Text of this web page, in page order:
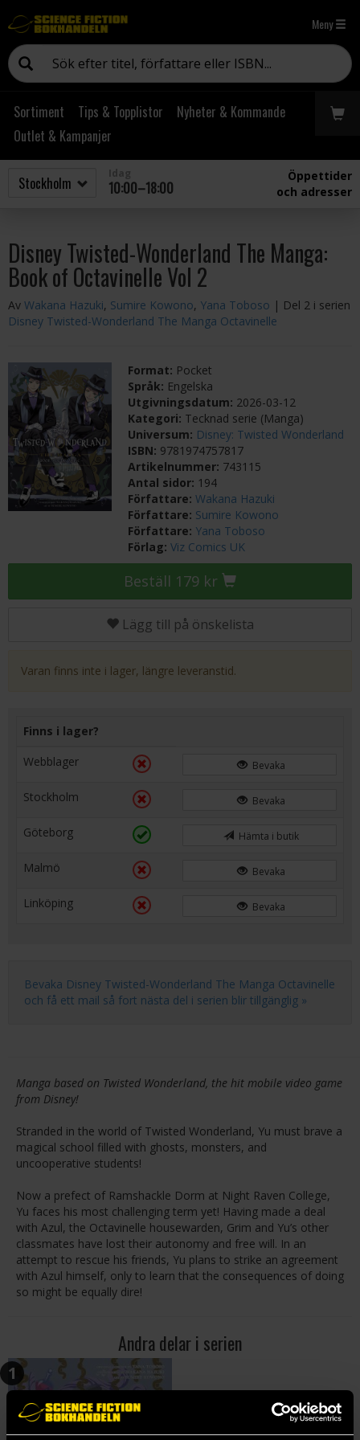
Meny
Sortiment Tips & Topplistor
Nyheter & Kommande
Outlet & Kampanjer
10:00–18:00
Öppettider
och adresser
Disney Twisted-Wonderland The Manga:
Book of Octavinelle Vol 2
Av Wakana Hazuki, Sumire Kowono, Yana Toboso | Del 2 i serien
Disney Twisted-Wonderland The Manga Octavinelle
Format: Pocket
Språk: Engelska
Utgivningsdatum: 2026-03-12
Kategori: Tecknad serie (Manga)
Universum: Disney: Twisted Wonderland
ISBN: 9781974757817
Artikelnummer: 743115
Antal sidor: 194
Författare:Wakana Hazuki
Författare: Sumire Kowono
Författare: Yana Toboso
Förlag:Viz Comics UK
Beställ 179 kr
Lägg till på önskelista
Varan finns inte i lager, längre leveranstid.
Finns i lager?
Webblager
Bevaka
Stockholm Bevaka
Göteborg Hämta i butik
Malmö Bevaka
Linköping Bevaka
Bevaka Disney Twisted-Wonderland The Manga Octavinelle
och få ett mail så fort nästa del i serien blir tillgänglig »
Manga based on Twisted Wonderland, the hit mobile video game
from Disney!
Stranded in the world of Twisted Wonderland, Yu must brave a
magical school filled with ghosts, monsters, and
uncooperative students!
Now a prefect of Ramshackle Dorm at Night Raven College,
Yu faces his most challenging term yet! Having made a deal
with Azul, the Octavinelle housewarden, Grim and Yu’s other
classmates have lost their autonomy and free will. In an
attempt to rescue his friends, Yu plans to strike an agreement
with Azul himself, only to learn that the consequences of doing
so might be equally dire!
Andra delar i serien
1